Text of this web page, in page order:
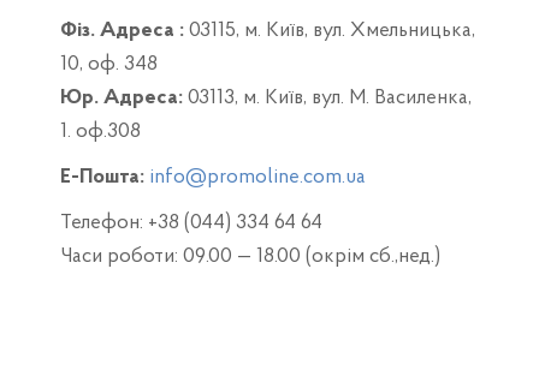
Фіз. Адреса : 03115, м. Київ, вул. Хмельницька,
10, оф. 348
Юр. Адреса: 03113, м. Київ, вул. М. Василенка,
1. оф.308
Е-Пошта: info@promoline.com.ua
Телефон: +38 (044) 334 64 64
Часи роботи: 09.00 — 18.00 (окрім сб.,нед.)